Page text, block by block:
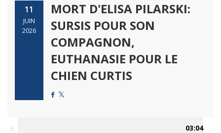
11
JUIN
2026
MORT D'ELISA PILARSKI:
SURSIS POUR SON
COMPAGNON,
EUTHANASIE POUR LE
CHIEN CURTIS
03:04